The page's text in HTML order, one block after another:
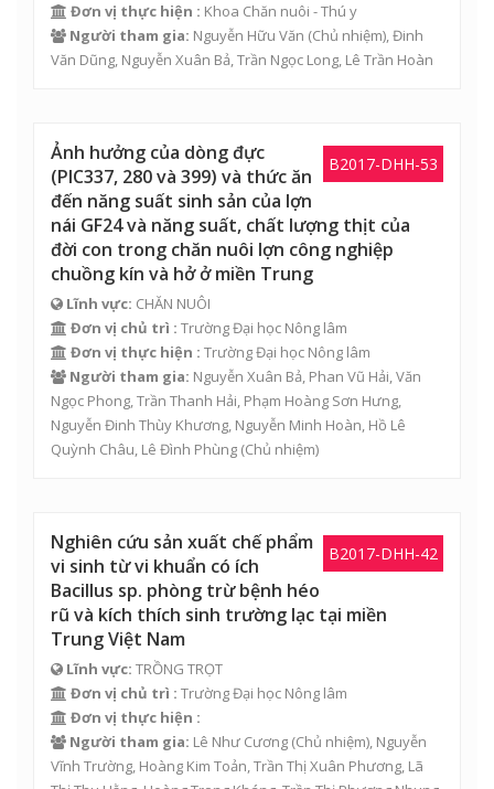
Đơn vị thực hiện : Khoa Chăn nuôi - Thú y
Người tham gia: Nguyễn Hữu Văn (Chủ nhiệm),Đinh
Văn Dũng, Nguyễn Xuân Bả,Trần Ngọc Long, Lê Trần Hoàn
B2017-DHH-53
Ảnh hưởng của dòng đực
(PIC337, 280 và 399) và thức ăn
đến năng suất sinh sản của lợn
nái GF24 và năng suất, chất lượng thịt của
đời con trong chăn nuôi lợn công nghiệp
chuồng kín và hở ở miền Trung
Lĩnh vực: CHĂN NUÔI
Đơn vị chủ trì : Trường Đại học Nông lâm
Đơn vị thực hiện : Trường Đại học Nông lâm
Người tham gia: Nguyễn Xuân Bả, Phan Vũ Hải,Văn
Ngọc Phong,Trần Thanh Hải, Phạm Hoàng Sơn Hưng,
Nguyễn Đinh Thùy Khương, Nguyễn Minh Hoàn, Hồ Lê
Quỳnh Châu, Lê Đình Phùng (Chủ nhiệm)
B2017-DHH-42
Nghiên cứu sản xuất chế phẩm
vi sinh từ vi khuẩn có ích
Bacillus sp. phòng trừ bệnh héo
rũ và kích thích sinh trường lạc tại miền
Trung Việt Nam
Lĩnh vực: TRỒNG TRỌT
Đơn vị chủ trì : Trường Đại học Nông lâm
Đơn vị thực hiện :
Người tham gia: Lê Như Cương (Chủ nhiệm), Nguyễn
Vĩnh Trường, Hoàng Kim Toản,Trần Thị Xuân Phương, Lã